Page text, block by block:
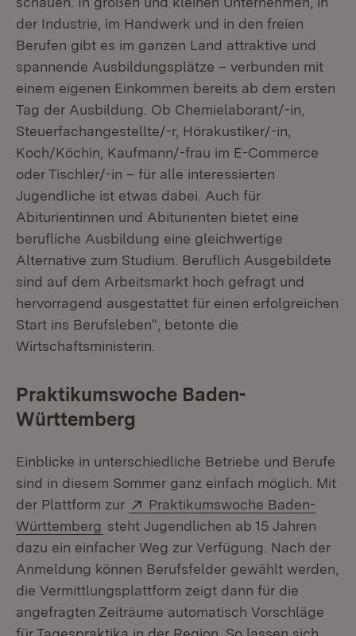
der Industrie, im Handwerk und in den freien
Berufen gibt es im ganzen Land attraktive und
spannende Ausbildungsplätze – verbunden mit
einem eigenen Einkommen bereits ab dem ersten
Tag der Ausbildung. Ob Chemielaborant/-in,
Steuerfachangestellte/-r, Hörakustiker/-in,
Koch/Köchin, Kaufmann/-frau im E-Commerce
oder Tischler/-in – für alle interessierten
Jugendliche ist etwas dabei. Auch für
Abiturientinnen und Abiturienten bietet eine
berufliche Ausbildung eine gleichwertige
Alternative zum Studium. Beruflich Ausgebildete
sind auf dem Arbeitsmarkt hoch gefragt und
hervorragend ausgestattet für einen erfolgreichen
Start ins Berufsleben“, betonte die
Wirtschaftsministerin.
Praktikumswoche Baden-
Württemberg
Einblicke in unterschiedliche Betriebe und Berufe
sind in diesem Sommer ganz einfach möglich. Mit
der Plattform zur
Extern:
Praktikumswoche Baden-
Württemberg (Öffnet in neuem Fenster)
steht Jugendlichen ab 15 Jahren
dazu ein einfacher Weg zur Verfügung. Nach der
Anmeldung können Berufsfelder gewählt werden,
die Vermittlungsplattform zeigt dann für die
angefragten Zeiträume automatisch Vorschläge